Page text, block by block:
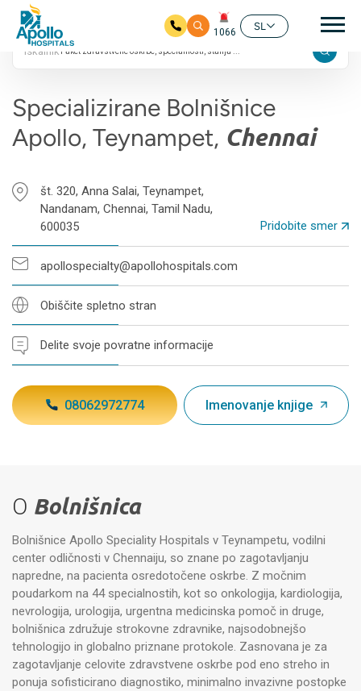
Preskoči na glavno vsebino
1066
SL
4.8 ocen na Googlu
Iskalnik
Specializirane Bolnišnice
Apollo, Teynampet, Chennai
št. 320, Anna Salai, Teynampet,
Nandanam, Chennai, Tamil Nadu,
600035
Pridobite smer
apollospecialty@apollohospitals.com
Obiščite spletno stran
Delite svoje povratne informacije
08062972774 Imenovanje knjige
O Bolnišnica
Bolnišnice Apollo Speciality Hospitals v Teynampetu, vodilni
center odličnosti v Chennaiju, so znane po zagotavljanju
napredne, na pacienta osredotočene oskrbe. Z močnim
poudarkom na 44 specialnostih, kot so onkologija, kardiologija,
nevrologija, urologija, urgentna medicinska pomoč in druge,
bolnišnica združuje strokovne zdravnike, najsodobnejšo
tehnologijo in globalno priznane protokole. Zasnovana je za
zagotavljanje celovite zdravstvene oskrbe pod eno streho in
ponuja sofisticirano diagnostiko, minimalno invazivne postopke